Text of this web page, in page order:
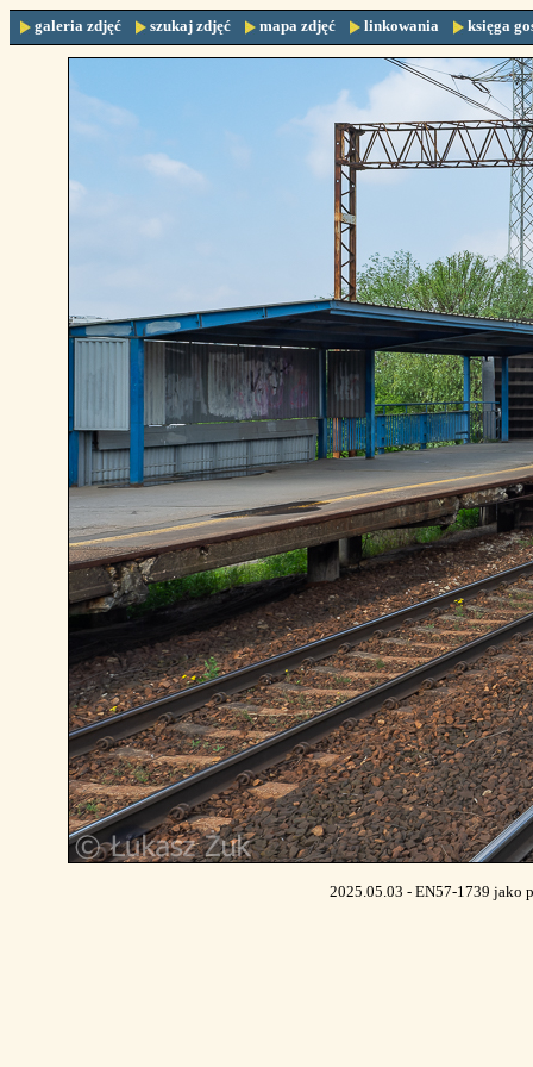
galeria zdjęć szukaj zdjęć mapa zdjęć linkowania księga
2025.05.03 - EN57-1739 jako